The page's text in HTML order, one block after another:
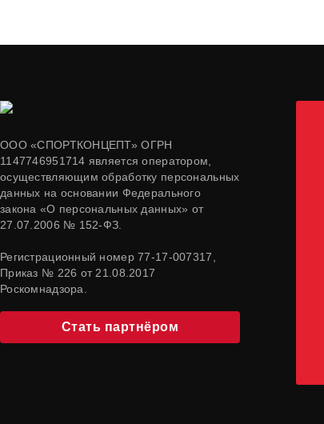
ООО «СПОРТКОНЦЕПТ» ОГРН
1147746951714 является оператором,
осуществляющим обработку персональных
данных на основании Федерального
закона «О персональных данных» от
27.07.2006 № 152-ФЗ.
Регистрационный номер 77-17-007317,
Приказ № 226 от 21.08.2017
Роскомнадзора.
Стать партнёром